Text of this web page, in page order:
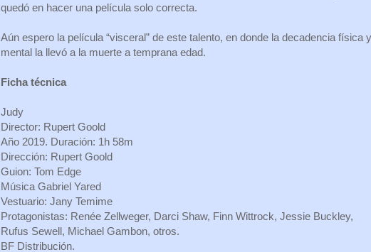
quedó en hacer una película solo correcta.
Aún espero la película “visceral” de este talento, en donde la decadencia física y
mental la llevó a la muerte a temprana edad.
Ficha técnica
Judy
Director: Rupert Goold
Año 2019. Duración: 1h 58m
Dirección: Rupert Goold
Guion: Tom Edge
Música Gabriel Yared
Vestuario: Jany Temime
Protagonistas: Renée Zellweger, Darci Shaw, Finn Wittrock, Jessie Buckley,
Rufus Sewell, Michael Gambon, otros.
BF Distribución.